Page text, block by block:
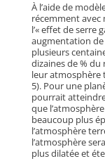
À l’aide de
récemment avec
l’« effet de serre
augmentation
plusieurs
dizaines de % du
leur atmosphère
5). Pour une
pourrait
que
beaucoup plus
l’atmosphère
l’atmosphère
plus dilatée et